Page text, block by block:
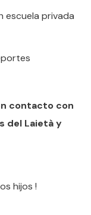
escuela privada
contacto con
del Laietà y
hijos !